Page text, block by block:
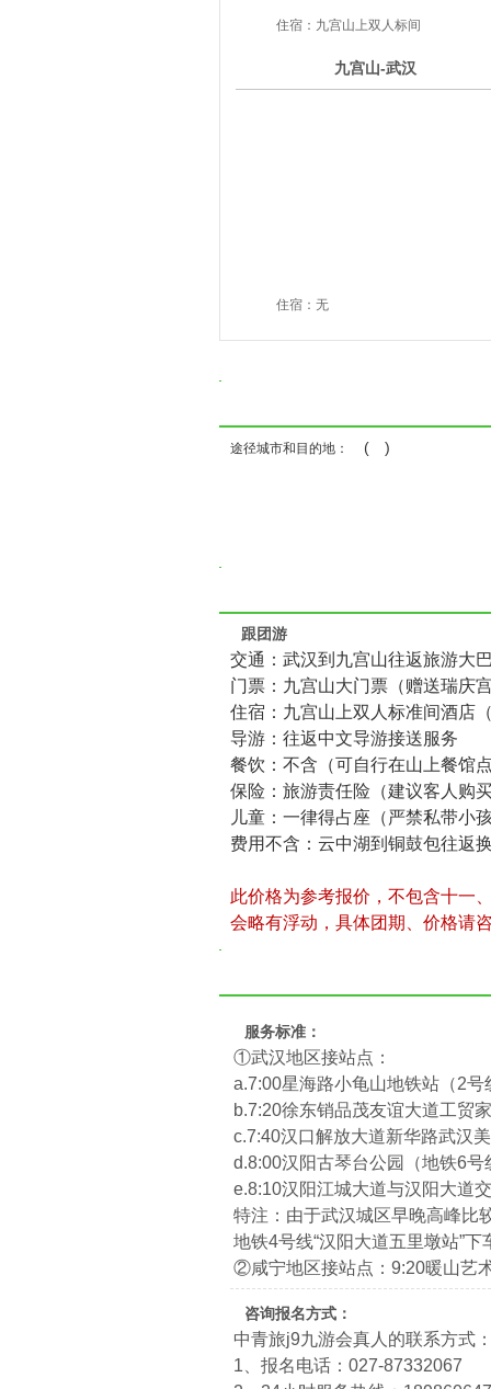
住宿：九宫山上双人标间
九宫山-武汉
住宿：无
途径城市和目的地： ( )
跟团游
交通：武汉到九宫山往返旅游大
门票：九宫山大门票（赠送瑞庆
住宿：九宫山上双人标准间酒店
导游：往返中文导游接送服务
餐饮：不含（可自行在山上餐馆
保险：旅游责任险（建议客人购
儿童：一律得占座（严禁私带小
费用不含：云中湖到铜鼓包往返
此价格为参考报价，不包含十一
会略有浮动，具体团期、价格请
服务标准：
①武汉地区接站点：
a.7:00星海路小龟山地铁站（2
b.7:20徐东销品茂友谊大道工贸
c.7:40汉口解放大道新华路武汉
d.8:00汉阳古琴台公园（地铁6
e.8:10汉阳江城大道与汉阳大道
特注：由于武汉城区早晚高峰比
地铁4号线“汉阳大道五里墩站”
②咸宁地区接站点：9:20暖山艺
咨询报名方式：
中青旅j9九游会真人的联系方式
1、报名电话：027-87332067